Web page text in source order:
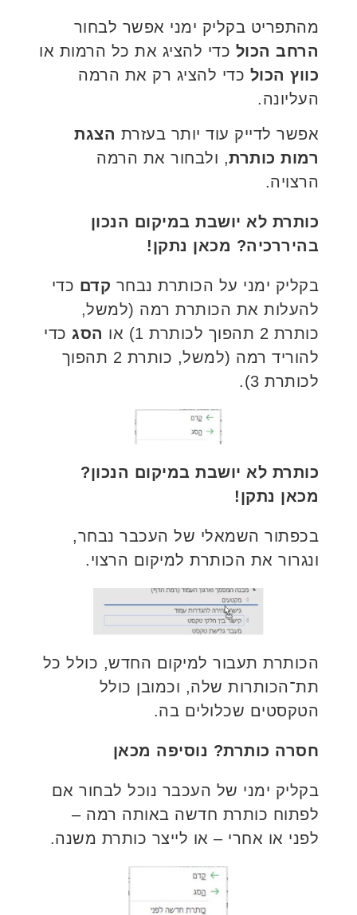
מהתפריט בקליק ימני אפשר לבחור
הרחב הכול כדי להציג את כל הרמות או
כווץ הכול כדי להציג רק את הרמה
העליונה.
אפשר לדייק עוד יותר בעזרת הצגת
רמות כותרת, ולבחור את הרמה
הרצויה.
כותרת לא יושבת במיקום הנכון
בהיררכיה? מכאן נתקן!
בקליק ימני על הכותרת נבחר קדם כדי
להעלות את הכותרת רמה (למשל,
כותרת 2 תהפוך לכותרת 1) או
הסג כדי
להוריד רמה (למשל, כותרת 2 תהפוך
לכותרת 3).
כותרת לא יושבת במיקום הנכון?
מכאן נתקן!
בכפתור השמאלי של העכבר נבחר,
ונגרור את הכותרת למיקום הרצוי.
הכותרת תעבור למיקום החדש, כולל כל
תת־הכותרות שלה, וכמובן כולל
הטקסטים שכלולים בה.
חסרה כותרת? נוסיפה מכאן
בקליק ימני של העכבר נוכל לבחור אם
לפתוח כותרת חדשה באותה רמה –
לפני או אחרי – או לייצר כותרת משנה.